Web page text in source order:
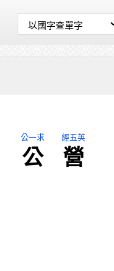
公一求
公
經五英
營